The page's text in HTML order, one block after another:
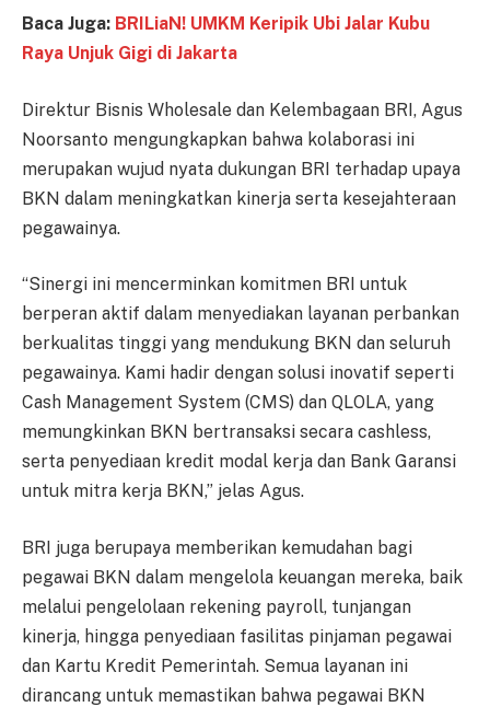
Baca Juga: BRILiaN! UMKM Keripik Ubi Jalar Kubu
Raya Unjuk Gigi di Jakarta
Direktur Bisnis Wholesale dan Kelembagaan BRI, Agus
Noorsanto mengungkapkan bahwa kolaborasi ini
merupakan wujud nyata dukungan BRI terhadap upaya
BKN dalam meningkatkan kinerja serta kesejahteraan
pegawainya.
“Sinergi ini mencerminkan komitmen BRI untuk
berperan aktif dalam menyediakan layanan perbankan
berkualitas tinggi yang mendukung BKN dan seluruh
pegawainya. Kami hadir dengan solusi inovatif seperti
Cash Management System (CMS) dan QLOLA, yang
memungkinkan BKN bertransaksi secara cashless,
serta penyediaan kredit modal kerja dan Bank Garansi
untuk mitra kerja BKN,” jelas Agus.
BRI juga berupaya memberikan kemudahan bagi
pegawai BKN dalam mengelola keuangan mereka, baik
melalui pengelolaan rekening payroll, tunjangan
kinerja, hingga penyediaan fasilitas pinjaman pegawai
dan Kartu Kredit Pemerintah. Semua layanan ini
dirancang untuk memastikan bahwa pegawai BKN